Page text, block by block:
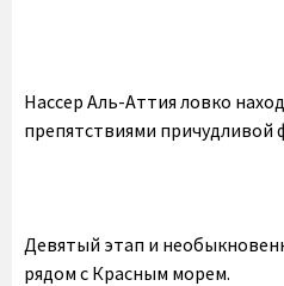
Нассер Аль-Аттия ловко
препятствиями причудливой
Девятый этап и
рядом с Красным морем.